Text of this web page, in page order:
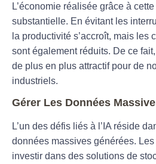
L’économie réalisée grâce à
substantielle. En évitant les
la productivité s’accroît, mais les
sont également réduits. De ce
de plus en plus attractif pour de
industriels.
Gérer Les Données
L’un des défis liés à l’IA réside
données massives générées.
investir dans des solutions de